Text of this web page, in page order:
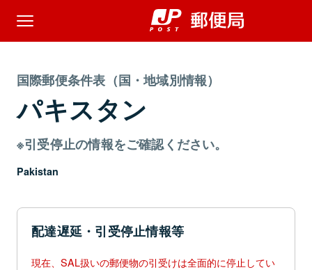
国際郵便条件表（国・地域別情報）
パキスタン
※引受停止の情報をご確認ください。
Pakistan
配達遅延・引受停止情報等
現在、SAL扱いの郵便物の引受けは全面的に停止してい